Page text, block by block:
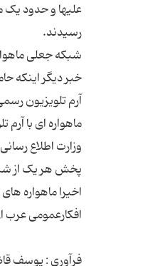
علیها و حدود یک
خبر دیگر اینکه
آرم تلویزیون
وزارت اطلاع
اخیرا ماهواره